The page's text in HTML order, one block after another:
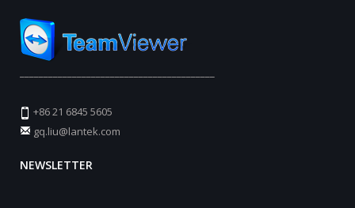
+86 21 6845 5605
gq.liu@lantek.com
NEWSLETTER